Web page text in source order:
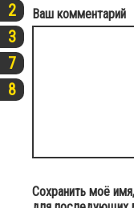
2
3
7
8
Ваш комментарий
Сохранить моё